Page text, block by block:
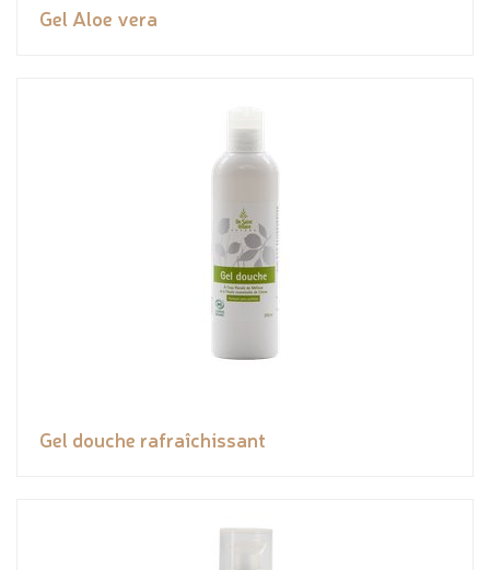
Gel Aloe vera
Gel douche rafraîchissant